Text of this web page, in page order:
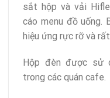
sắt hộp và vải
cáo menu đồ uống.
hiệu ứng rực rỡ và
Hộp đèn được sử
trong các quán cafe.